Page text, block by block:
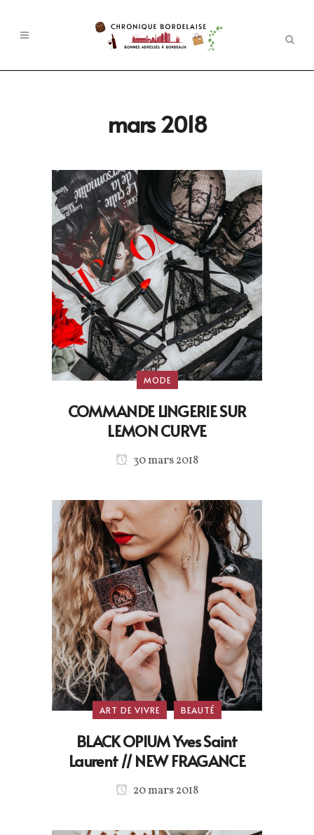
mars 2018
MODE
COMMANDE LINGERIE SUR
LEMON CURVE
30 mars 2018
ART DE VIVRE BEAUTÉ
BLACK OPIUM Yves Saint
Laurent // NEW FRAGANCE
20 mars 2018